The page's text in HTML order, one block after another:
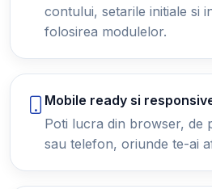
contului, setarile initiale si
folosirea modulelor.
Mobile ready si
Poti lucra din browser, de
sau telefon, oriunde te-ai